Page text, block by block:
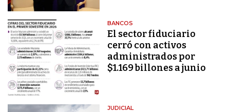
BANCOS
El sector fiduciario
cerró con activos
administrados por
$1.169 billones a junio
JUDICIAL